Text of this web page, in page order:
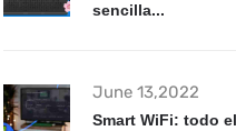
sencilla...
June 13,2022
Smart WiFi: todo el